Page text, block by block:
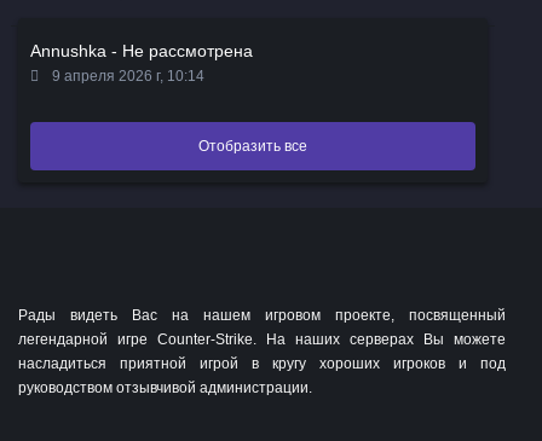
Annushka - Не рассмотрена
9 апреля 2026 г, 10:14
Отобразить все
Рады видеть Вас на нашем игровом проекте, посвященный
легендарной игре Counter-Strike. На наших серверах Вы можете
насладиться приятной игрой в кругу хороших игроков и под
руководством отзывчивой администрации.